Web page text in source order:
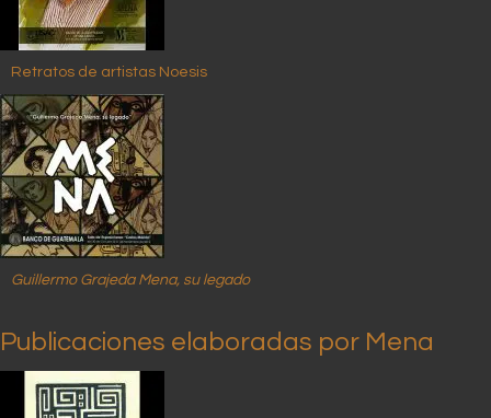
Retratos de artistas Noesis
Guillermo Grajeda Mena, su legado
Publicaciones elaboradas por Mena